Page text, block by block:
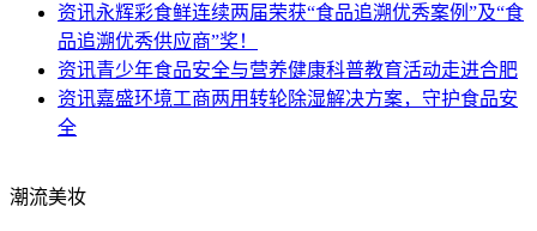
资讯永辉彩食鲜连续两届荣获“食品追溯优秀案例”及“食
品追溯优秀供应商”奖！
资讯青少年食品安全与营养健康科普教育活动走进合肥
资讯嘉盛环境工商两用转轮除湿解决方案，守护食品安
全
潮流美妆